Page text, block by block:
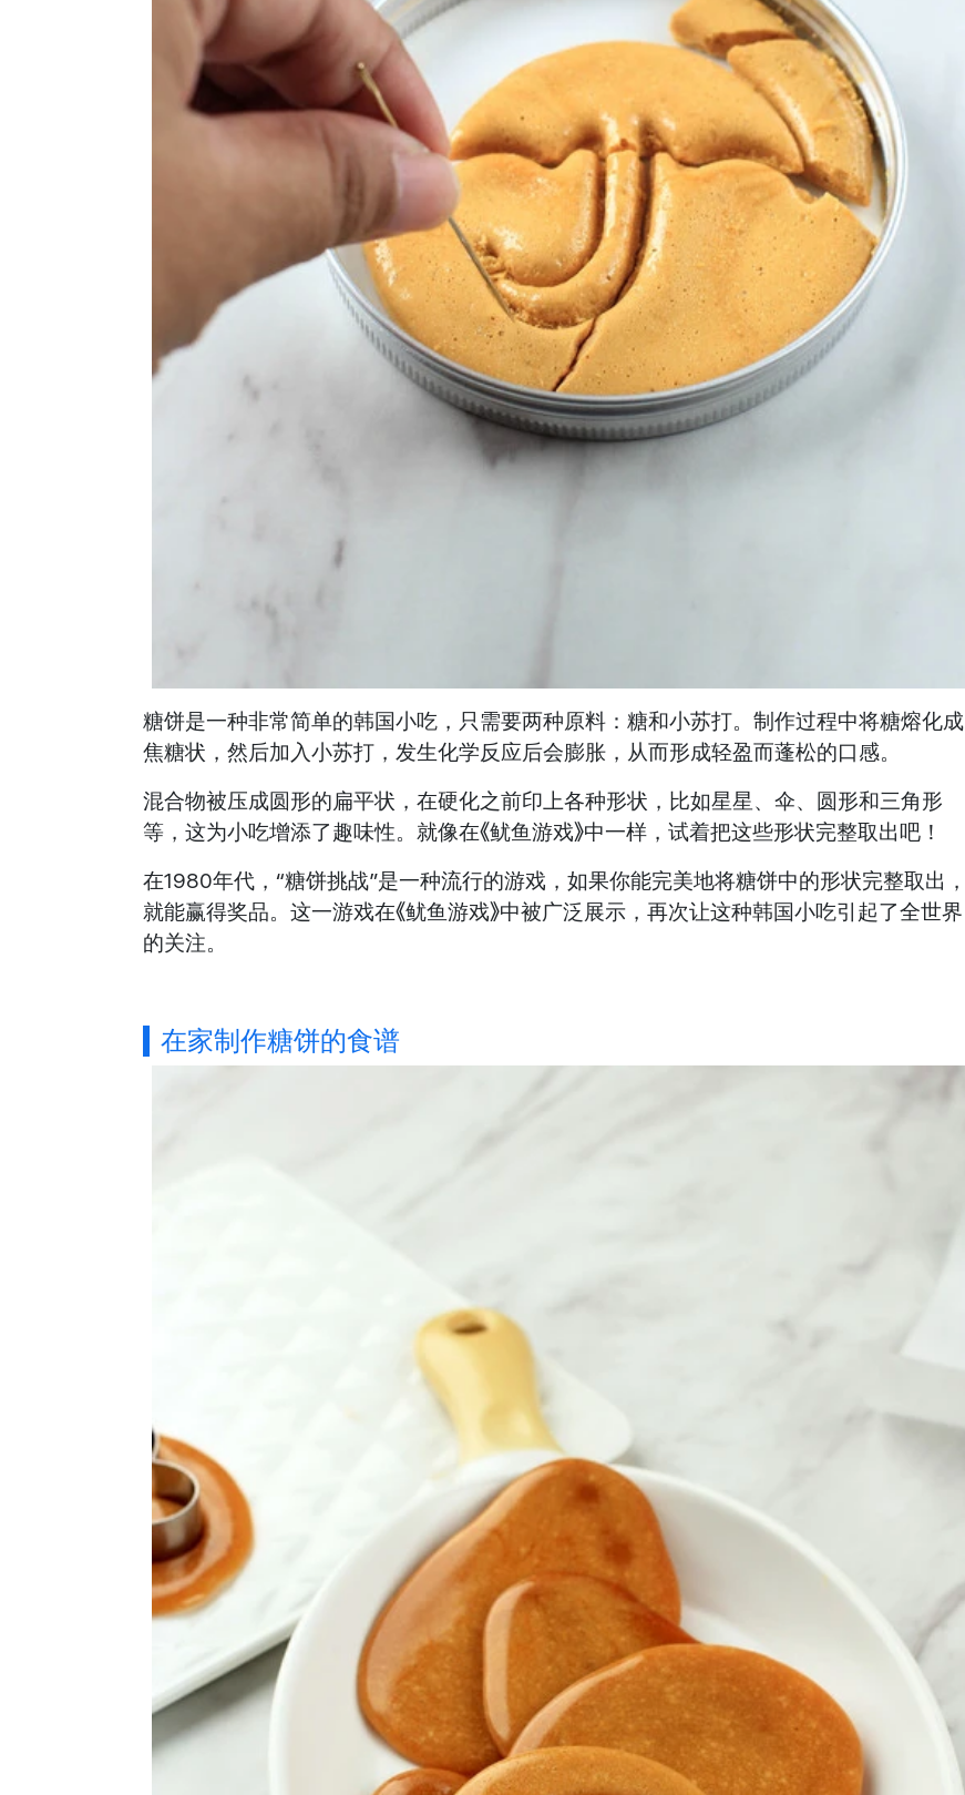
糖饼是一种非常简单的韩国小吃，只需要两种原料：糖和小苏打。制作过程中将糖熔化成
焦糖状，然后加入小苏打，发生化学反应后会膨胀，从而形成轻盈而蓬松的口感。
混合物被压成圆形的扁平状，在硬化之前印上各种形状，比如星星、伞、圆形和三角形
等，这为小吃增添了趣味性。就像在《鱿鱼游戏》中一样，试着把这些形状完整取出吧！
在1980年代，“糖饼挑战”是一种流行的游戏，如果你能完美地将糖饼中的形状完整取出，
就能赢得奖品。这一游戏在《鱿鱼游戏》中被广泛展示，再次让这种韩国小吃引起了全世界
的关注。
在家制作糖饼的食谱